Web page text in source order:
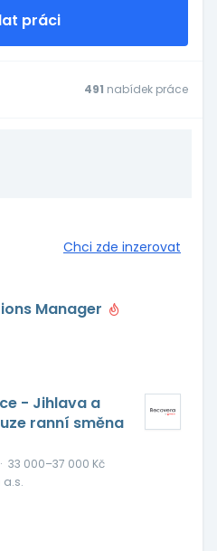
práci
491 nabídek práce
Chci zde inzerovat
Manager
- Jihlava a
ranní směna
· 33 000–37 000 Kč
a.s.